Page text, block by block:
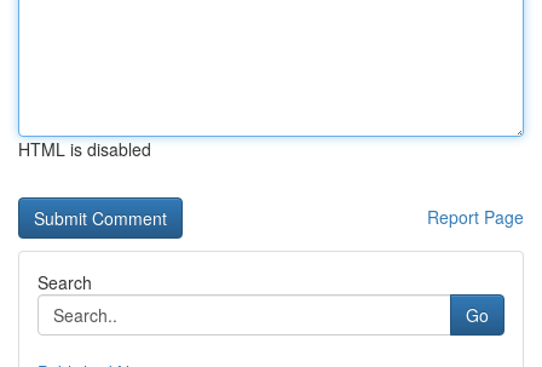
HTML is disabled
Report Page
Search
Go